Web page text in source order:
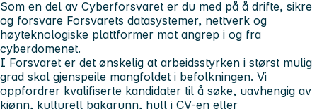
Som en del av Cyberforsvaret er du med på å drifte, sikre
og forsvare Forsvarets datasystemer, nettverk og
høyteknologiske plattformer mot angrep i og fra
cyberdomenet.
I Forsvaret er det ønskelig at arbeidsstyrken i størst mulig
grad skal gjenspeile mangfoldet i befolkningen. Vi
oppfordrer kvalifiserte kandidater til å søke, uavhengig av
kjønn, kulturell bakgrunn, hull i CV-en eller